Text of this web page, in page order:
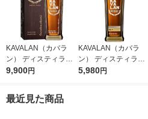
KAVALAN（カバラ
ン） ディスティラリ
ー クラシック シング
イスキー
9,900円
KAVALAN（カバラ
ン） ディスティラリ
ーセレクトNo1 シン
5,980円
最近見た商品